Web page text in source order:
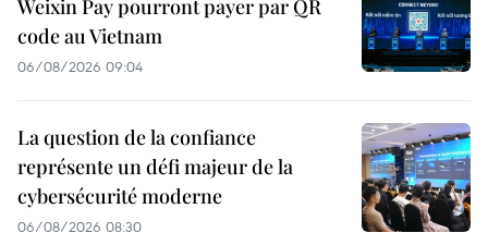
Weixin Pay pourront payer par QR
code au Vietnam
06/08/2026 09:04
La question de la confiance
représente un défi majeur de la
cybersécurité moderne
06/08/2026 08:30